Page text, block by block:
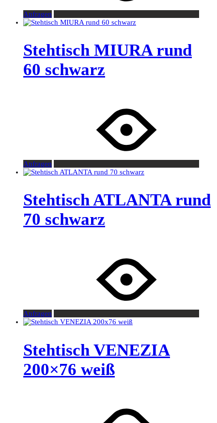
Anfragen
Stehtisch MIURA rund
60 schwarz
Anfragen
Stehtisch ATLANTA rund
70 schwarz
Anfragen
Stehtisch VENEZIA
200×76 weiß